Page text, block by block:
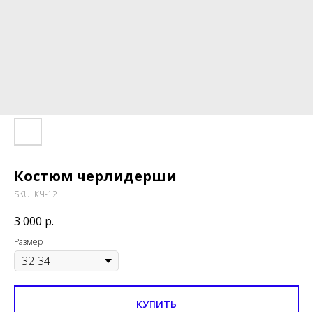
Костюм черлидерши
SKU: КЧ-12
3 000 р.
Размер
КУПИТЬ